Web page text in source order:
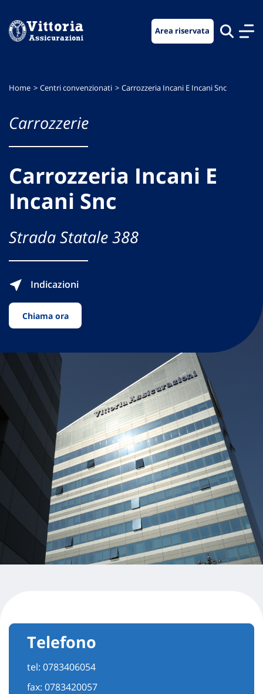
menu
contenuto
footer
Area riservata
Home Centri convenzionati Carrozzeria Incani E Incani Snc
Carrozzerie
Carrozzeria Incani E
Incani Snc
Strada Statale 388
Indicazioni
Chiama ora
Telefono
tel: 0783406054
fax: 0783420057